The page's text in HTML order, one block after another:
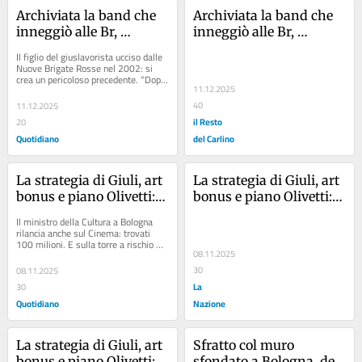
Archiviata la band che
inneggiò alle Br,
sconcertato”
Il figlio del giuslavorista ucciso dalle
Nuove Brigate Rosse nel 2002: si
crea un pericoloso precedente. “Dopo
questa sentenza chiunque potrà
usare...
11.12.2025
20
Quotidiano
Archiviata la band che
inneggiò alle Br,
11.12.2025
40
il Resto
del Carlino
La strategia di Giuli, art
bonus e piano Olivetti:
lettura”
Il ministro della Cultura a Bologna
rilancia anche sul Cinema: trovati
100 milioni. E sulla torre a rischio
siamo...
08.11.2025
30
Quotidiano
La strategia di Giuli, art
bonus e piano Olivetti:
08.11.2025
30
La
Nazione
La strategia di Giuli, art
Sfratto col muro